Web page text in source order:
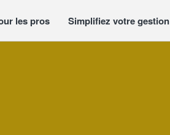
les pros Simplifiez votre gestion